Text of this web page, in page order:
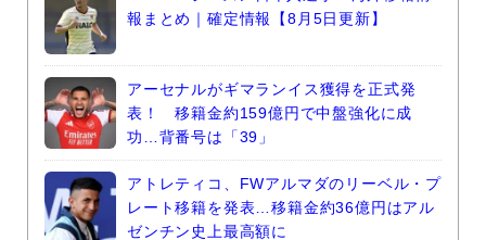
報まとめ｜確定情報【8月5日更新】
アーセナルがギマランイス獲得を正式発
表！ 移籍金約159億円で中盤強化に成
功…背番号は「39」
アトレティコ、FWアルマダのリーベル・プ
レート移籍を発表…移籍金約36億円はアル
ゼンチン史上最高額に